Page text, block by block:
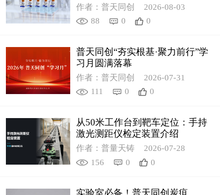
作者：普天同创
2026-08-03
88
0 0
普天同创“夯实根基·聚力前行”学
习月圆满落幕
作者：普天同创
2026-07-31
111
0 0
从50米工作台到靶车定位：手持
激光测距仪检定装置介绍
作者：普量天铸
2026-07-28
156
0 0